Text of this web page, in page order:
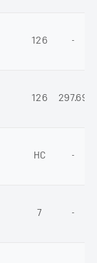
126 -
126 297.69
НС -
7 -